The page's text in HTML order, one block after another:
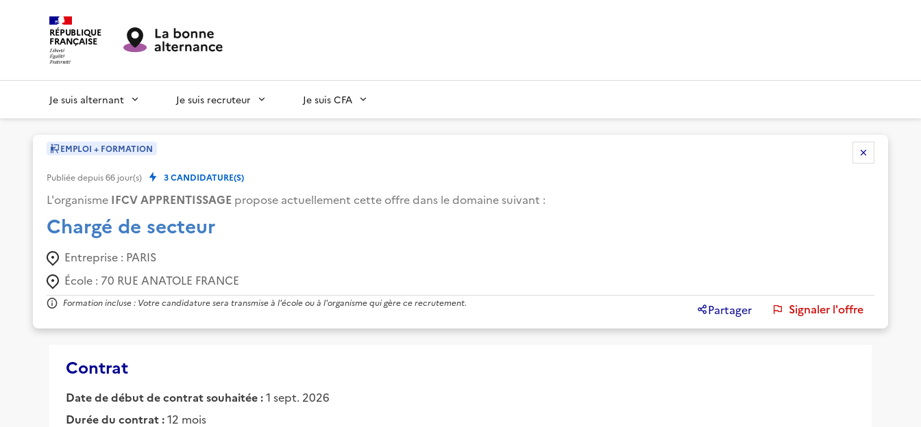
RÉPUBLIQUE
FRANÇAISE
Je suis alternant Je suis recruteur Je suis CFA
EMPLOI + FORMATION
Publiée depuis66 jour(s) 3CANDIDATURE(S)
L'organisme IFCV APPRENTISSAGE propose actuellement cette offre dans le domaine suivant :
Chargé de secteur
Entreprise : PARIS
École : 70 RUE ANATOLE FRANCE
Formation incluse : Votre candidature sera transmise à l'école ou à l'organisme qui gère ce recrutement. Partager Signaler l'offre
Contrat
Date de début de contrat souhaitée :1 sept. 2026
Durée du contrat :12 mois